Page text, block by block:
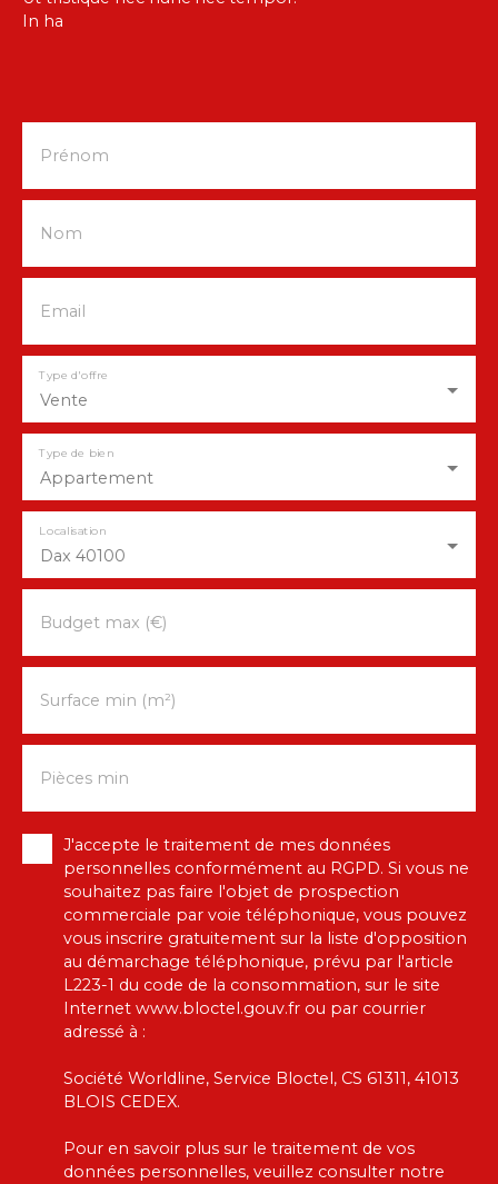
In ha
Prénom
Nom
Email
Vente
Type d'offre
Appartement
Type de bien
Dax 40100
Localisation
Budget max (€)
Surface min (m²)
Pièces min
J'accepte le traitement de mes données
personnelles conformément au RGPD. Si vous ne
souhaitez pas faire l'objet de prospection
commerciale par voie téléphonique, vous pouvez
vous inscrire gratuitement sur la liste d'opposition
au démarchage téléphonique, prévu par l'article
L223-1 du code de la consommation, sur le site
Internet www.bloctel.gouv.fr ou par courrier
adressé à :
Société Worldline, Service Bloctel, CS 61311, 41013
BLOIS CEDEX.
Pour en savoir plus sur le traitement de vos
données personnelles, veuillez consulter notre